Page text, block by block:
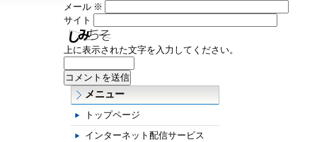
メール ※
サイト
上に表示された文字を入力してください。
メニュー
トップページ
インターネット配信サービス